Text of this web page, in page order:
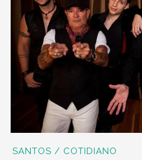
SANTOS / COTIDIANO